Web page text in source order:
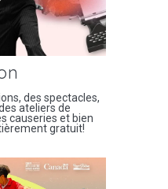
des spectacles,
ateliers de
causeries et bien
gratuit!